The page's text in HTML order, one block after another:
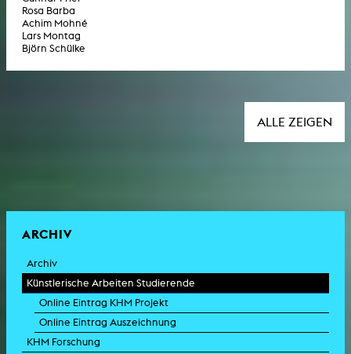
Rosa Barba
Achim Mohné
Lars Montag
Björn Schülke
ALLE ZEIGEN
ARCHIV
Archiv
Künstlerische Arbeiten Studierende
Online Eintrag KHM Projekt
Online Eintrag Auszeichnung
KHM Forschung